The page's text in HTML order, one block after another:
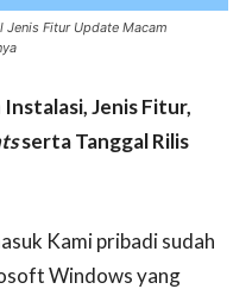
Jenis Fitur Update Macam
Jenis Fitur,
serta Tanggal Rilis
Kami pribadi sudah
Windows yang